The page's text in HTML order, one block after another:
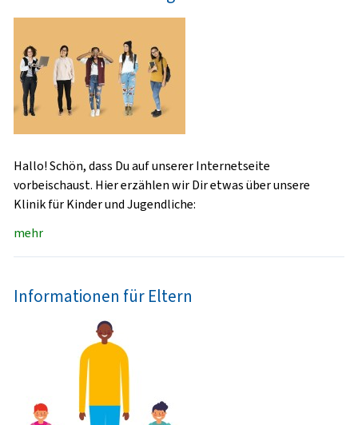
Hallo! Schön, dass Du auf unserer Internetseite
vorbeischaust. Hier erzählen wir Dir etwas über unsere
Klinik für Kinder und Jugendliche:
mehr
Informationen für Eltern